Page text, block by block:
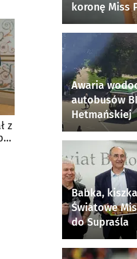
z
koronę Miss
Awaria
autobusów
Hetmańskiej
Babka,
Światowe
do Supraśla